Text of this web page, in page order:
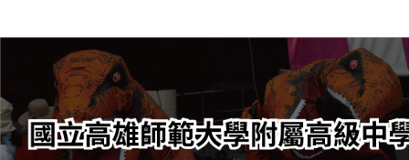
轉
要
內
容